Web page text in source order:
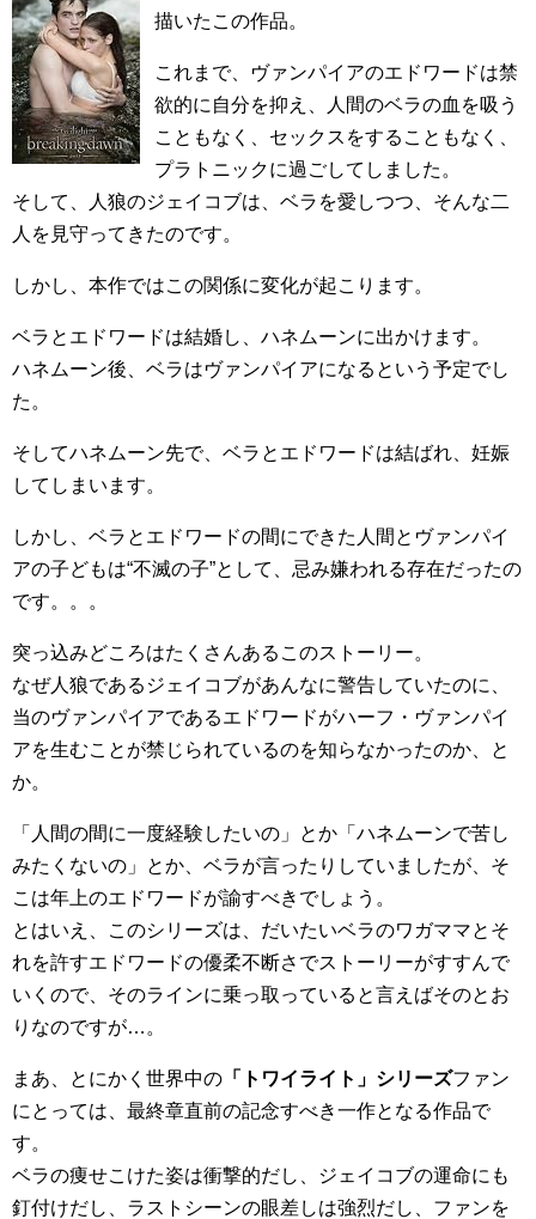
描いたこの作品。
これまで、ヴァンパイアのエドワードは禁
欲的に自分を抑え、人間のベラの血を吸う
こともなく、セックスをすることもなく、
プラトニックに過ごしてしました。
そして、人狼のジェイコブは、ベラを愛しつつ、そんな二
人を見守ってきたのです。
しかし、本作ではこの関係に変化が起こります。
ベラとエドワードは結婚し、ハネムーンに出かけます。
ハネムーン後、ベラはヴァンパイアになるという予定でし
た。
そしてハネムーン先で、ベラとエドワードは結ばれ、妊娠
してしまいます。
しかし、ベラとエドワードの間にできた人間とヴァンパイ
アの子どもは“不滅の子”として、忌み嫌われる存在だったの
です。。。
突っ込みどころはたくさんあるこのストーリー。
なぜ人狼であるジェイコブがあんなに警告していたのに、
当のヴァンパイアであるエドワードがハーフ・ヴァンパイ
アを生むことが禁じられているのを知らなかったのか、と
か。
「人間の間に一度経験したいの」とか「ハネムーンで苦し
みたくないの」とか、ベラが言ったりしていましたが、そ
こは年上のエドワードが諭すべきでしょう。
とはいえ、このシリーズは、だいたいベラのワガママとそ
れを許すエドワードの優柔不断さでストーリーがすすんで
いくので、そのラインに乗っ取っていると言えばそのとお
りなのですが…。
まあ、とにかく世界中の 「トワイライト」シリーズファン
にとっては、最終章直前の記念すべき一作となる作品で
す。
ベラの痩せこけた姿は衝撃的だし、ジェイコブの運命にも
釘付けだし、ラストシーンの眼差しは強烈だし、ファンを